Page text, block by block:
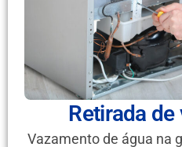
Retirada
Vazamento de água na